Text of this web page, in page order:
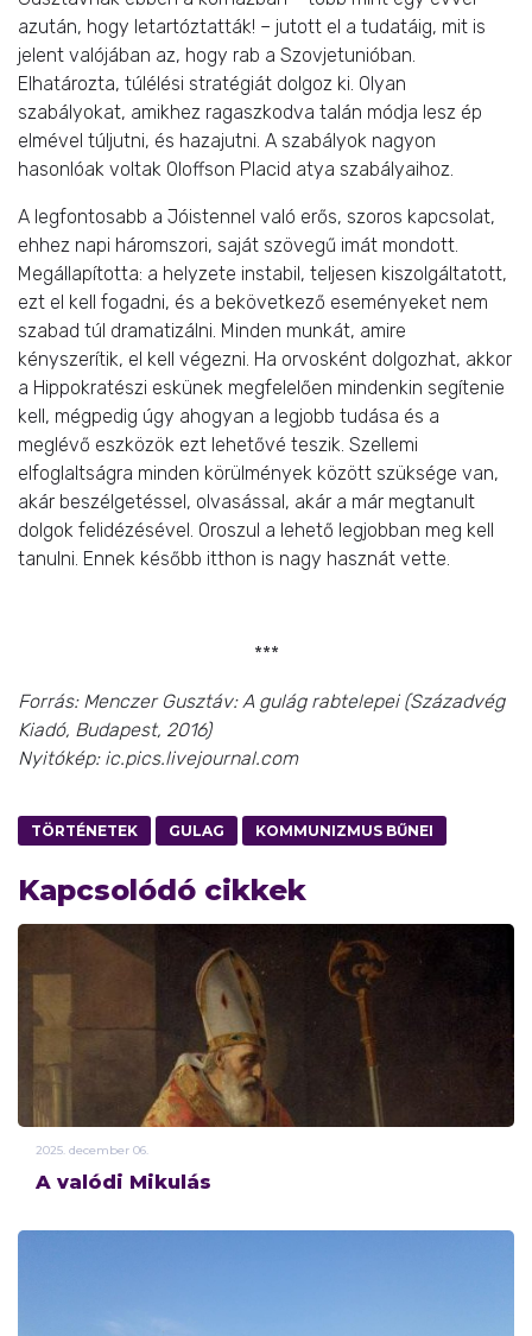
azután, hogy letartóztatták! – jutott el a tudatáig, mit is
jelent valójában az, hogy rab a Szovjetunióban.
Elhatározta, túlélési stratégiát dolgoz ki. Olyan
szabályokat, amikhez ragaszkodva talán módja lesz ép
elmével túljutni, és hazajutni. A szabályok nagyon
hasonlóak voltak Oloffson Placid atya szabályaihoz.
A legfontosabb a Jóistennel való erős, szoros kapcsolat,
ehhez napi háromszori, saját szövegű imát mondott.
Megállapította: a helyzete instabil, teljesen kiszolgáltatott,
ezt el kell fogadni, és a bekövetkező eseményeket nem
szabad túl dramatizálni. Minden munkát, amire
kényszerítik, el kell végezni. Ha orvosként dolgozhat, akkor
a Hippokratészi eskünek megfelelően mindenkin segítenie
kell, mégpedig úgy ahogyan a legjobb tudása és a
meglévő eszközök ezt lehetővé teszik. Szellemi
elfoglaltságra minden körülmények között szüksége van,
akár beszélgetéssel, olvasással, akár a már megtanult
dolgok felidézésével. Oroszul a lehető legjobban meg kell
tanulni. Ennek később itthon is nagy hasznát vette.
***
Forrás: Menczer Gusztáv: A gulág rabtelepei (Századvég
Kiadó, Budapest, 2016)
Nyitókép: ic.pics.livejournal.com
TÖRTÉNETEK GULAG KOMMUNIZMUS BŰNEI
Kapcsolódó cikkek
2025. december 06.
A valódi Mikulás